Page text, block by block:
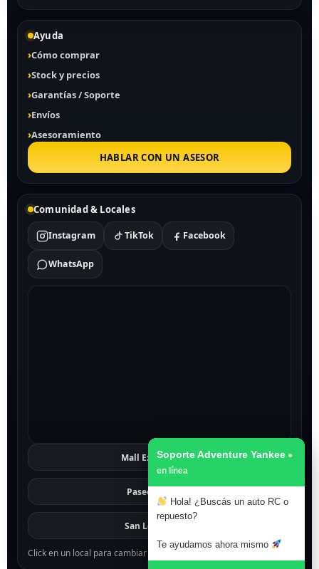
Ayuda
Cómo comprar
Stock y precios
Garantías / Soporte
Envíos
Asesoramiento
HABLAR CON UN ASESOR
Comunidad & Locales
Instagram TikTok Facebook
WhatsApp
Mall Excelsior Ver
Paseo 1811
San Lorenzo
Click en un local para cambiar el mapa.
Soporte Adventure Yankee
Hola! ¿Buscás un auto RC o
repuesto?
Te ayudamos ahora mismo